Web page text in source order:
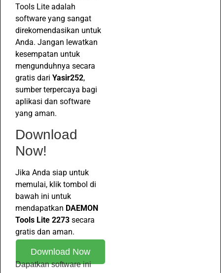
Tools Lite adalah
software yang sangat
direkomendasikan untuk
Anda. Jangan lewatkan
kesempatan untuk
mengunduhnya secara
gratis dari Yasir252,
sumber terpercaya bagi
aplikasi dan software
yang aman.
Download
Now!
Jika Anda siap untuk
memulai, klik tombol di
bawah ini untuk
mendapatkan DAEMON
Tools Lite 2273 secara
gratis dan aman.
Download Now
Dapatkan software ini